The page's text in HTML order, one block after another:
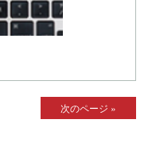
次のページ »